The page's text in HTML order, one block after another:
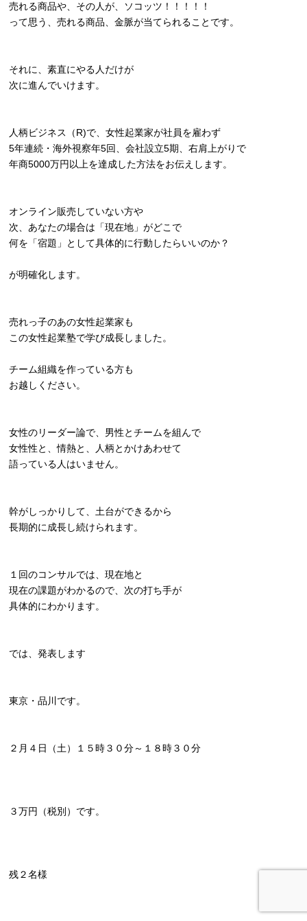
売れる商品や、その人が、ソコッツ！！！！！
って思う、売れる商品、金脈が当てられることです。
それに、素直にやる人だけが
次に進んでいけます。
人柄ビジネス（R)で、女性起業家が社員を雇わず
5年連続・海外視察年5回、会社設立5期、右肩上がりで
年商5000万円以上を達成した方法をお伝えします。
オンライン販売していない方や
次、あなたの場合は「現在地」がどこで
何を「宿題」として具体的に行動したらいいのか？
が明確化します。
売れっ子のあの女性起業家も
この女性起業塾で学び成長しました。
チーム組織を作っている方も
お越しください。
女性のリーダー論で、男性とチームを組んで
女性性と、情熱と、人柄とかけあわせて
語っている人はいません。
幹がしっかりして、土台ができるから
長期的に成長し続けられます。
１回のコンサルでは、現在地と
現在の課題がわかるので、次の打ち手が
具体的にわかります。
では、発表します
東京・品川です。
２月４日（土）１５時３０分～１８時３０分
３万円（税別）です。
残２名様